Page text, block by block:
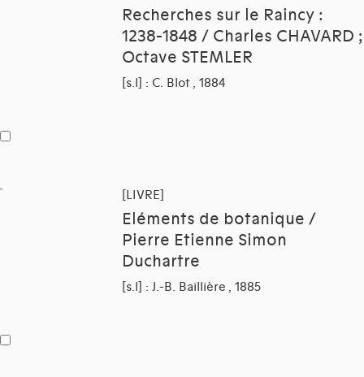
Recherches sur le Raincy :
1238-1848 / Charles CHAVARD ;
Octave STEMLER
[s.l] : C. Blot , 1884
[LIVRE]
Eléments de botanique /
Pierre Etienne Simon
Duchartre
[s.l] : J.-B. Baillière , 1885